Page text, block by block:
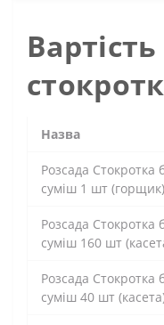
Назва
Розсада Стокротка
суміш 1 шт (горщик)
Розсада Стокротка
суміш 160 шт
Розсада Стокротка
суміш 40 шт